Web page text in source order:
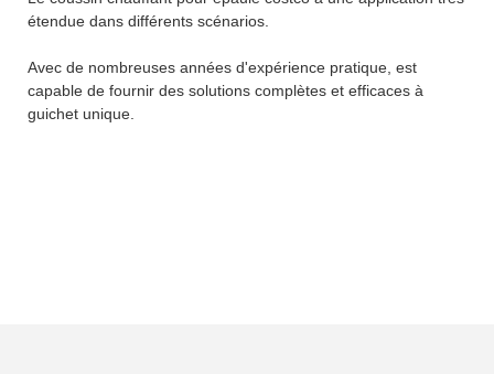
étendue dans différents scénarios.
Avec de nombreuses années d'expérience pratique, est
capable de fournir des solutions complètes et efficaces à
guichet unique.